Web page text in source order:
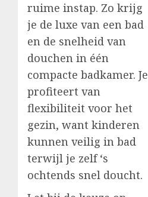
ruime instap. Zo krijg
je de luxe van een bad
en de snelheid van
douchen in één
compacte badkamer. Je
profiteert van
flexibiliteit voor het
gezin, want kinderen
kunnen veilig in bad
terwijl je zelf ‘s
ochtends snel doucht.